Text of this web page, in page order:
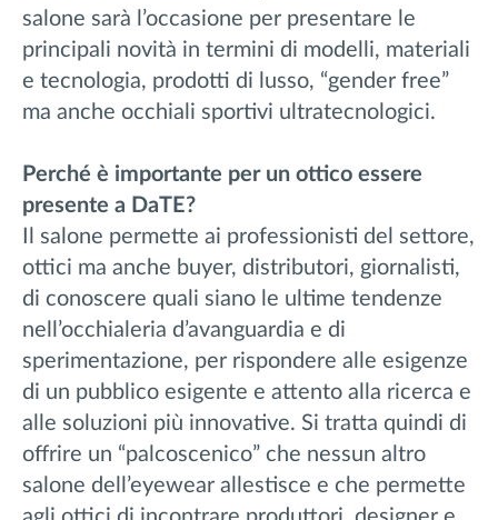
salone sarà l’occasione per presentare le
principali novità in termini di modelli, materiali
e tecnologia, prodotti di lusso, “gender free”
ma anche occhiali sportivi ultratecnologici.
Perché è importante per un ottico essere
presente a DaTE?
Il salone permette ai professionisti del settore,
ottici ma anche buyer, distributori, giornalisti,
di conoscere quali siano le ultime tendenze
nell’occhialeria d’avanguardia e di
sperimentazione, per rispondere alle esigenze
di un pubblico esigente e attento alla ricerca e
alle soluzioni più innovative. Si tratta quindi di
offrire un “palcoscenico” che nessun altro
salone dell’eyewear allestisce e che permette